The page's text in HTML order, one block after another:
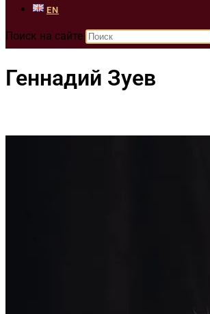
EN
Поиск на сайте
Геннадий Зуев